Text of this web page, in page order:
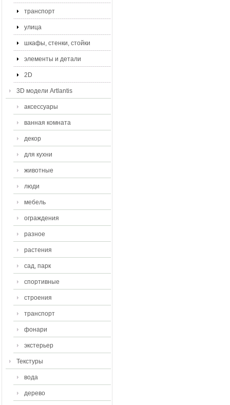
транспорт
улица
шкафы, стенки, стойки
элементы и детали
2D
3D модели Artlantis
аксессуары
ванная комната
декор
для кухни
животные
люди
мебель
ограждения
разное
растения
сад, парк
спортивные
строения
транспорт
фонари
экстерьер
Текстуры
вода
дерево